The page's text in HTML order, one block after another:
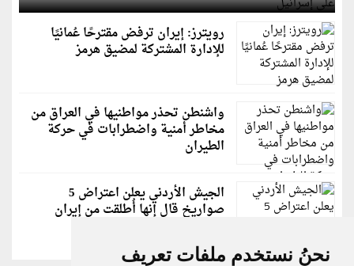
نحنُ نستخدم ملفات تعريف
رويترز: إيران ترفض مقترحًا عُمانيًا
للإدارة المشتركة لمضيق هرمز
واشنطن تحذر مواطنيها في العراق من
مخاطر أمنية واضطرابات في حركة
الطيران
الجيش الأردني يعلن اعتراض 5
صواريخ قال إنها أُطلقت من إيران